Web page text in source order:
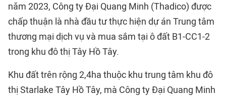
năm 2023, Công ty Đại Quang Minh (Thadico) được
chấp thuận là nhà đầu tư thực hiện dự án Trung tâm
thương mại dịch vụ và mua sắm tại ô đất B1-CC1-2
trong khu đô thị Tây Hồ Tây.
Khu đất trên rộng 2,4ha thuộc khu trung tâm khu đô
thị Starlake Tây Hồ Tây, mà Công ty Đại Quang Minh